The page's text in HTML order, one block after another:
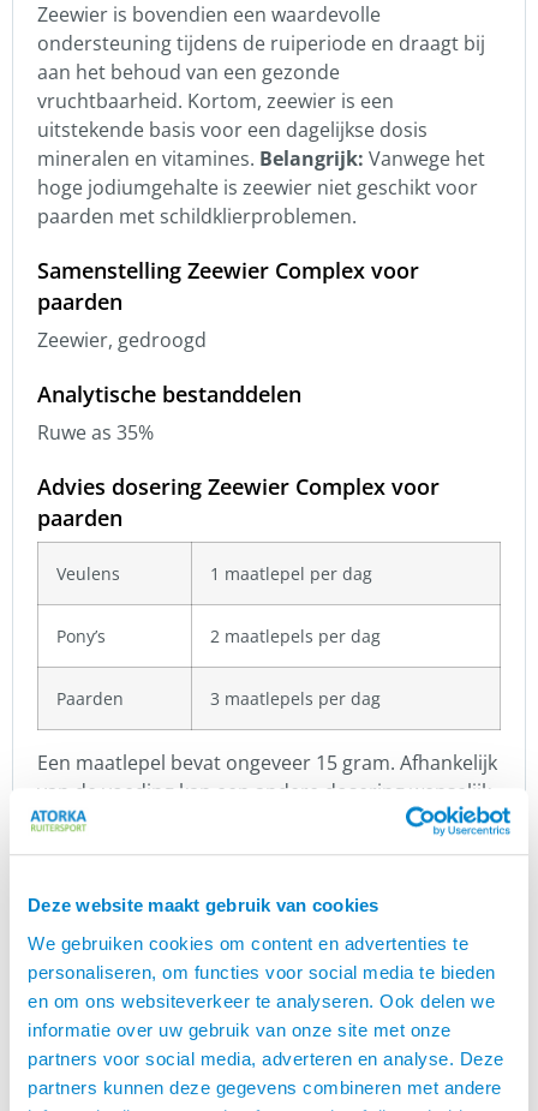
Deze website maakt gebruik van cookies
We gebruiken cookies om content en advertenties te
personaliseren, om functies voor social media te bieden
en om ons websiteverkeer te analyseren. Ook delen we
informatie over uw gebruik van onze site met onze
partners voor social media, adverteren en analyse. Deze
partners kunnen deze gegevens combineren met andere
Zeewier is bovendien een waardevolle
ondersteuning tijdens de ruiperiode en draagt bij
aan het behoud van een gezonde
vruchtbaarheid. Kortom, zeewier is een
uitstekende basis voor een dagelijkse dosis
mineralen en vitamines. Belangrijk: Vanwege het
hoge jodiumgehalte is zeewier niet geschikt voor
paarden met schildklierproblemen.
Samenstelling Zeewier Complex voor
paarden
Zeewier, gedroogd
Analytische bestanddelen
Ruwe as 35%
Advies dosering Zeewier Complex voor
paarden
Veulens 1 maatlepel per dag
Pony’s 2 maatlepels per dag
Paarden 3 maatlepels per dag
Een maatlepel bevat ongeveer 15 gram. Afhankelijk
van de voeding kan een andere dosering wenselijk
zijn.
goede gezondheid. Raadpleeg uw dierenarts.
Bewaren
Op een donkere plaats buiten het bereik van
kinderen bewaren bij kamertemperatuur. Na
gebruik de verpakking goed sluiten.
Verpakkingsgrootte